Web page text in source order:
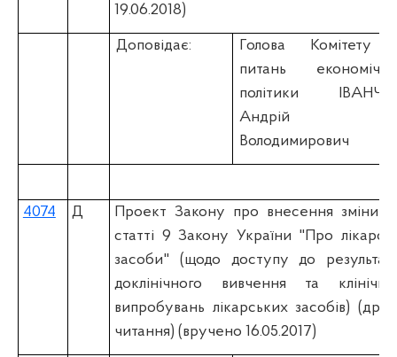
19.06.2018)
Доповідає:
Голова Комітету
питань
політики
Андрій
Володимирович
4074 Д
Проект Закону про внесення зміни
статті 9 Закону України "Про
засоби" (щодо доступу до
доклінічного вивчення та
випробувань лікарських засобів)
читання) (вручено 16.05.2017)